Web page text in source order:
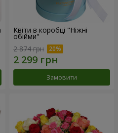
Квіти в коробці "Ніжні
обійми"
2 874 грн
Замовити